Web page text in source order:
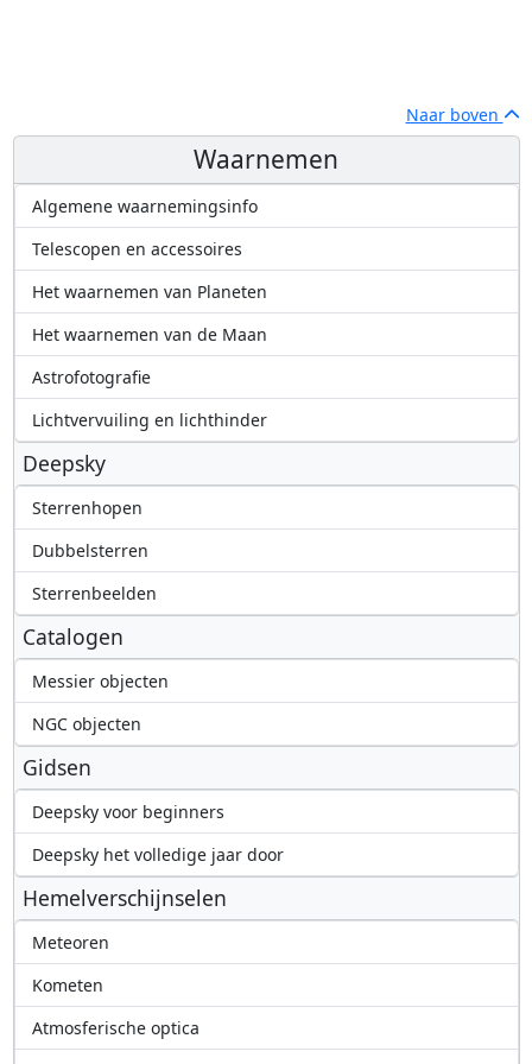
Naar boven
Waarnemen
Algemene waarnemingsinfo
Telescopen en accessoires
Het waarnemen van Planeten
Het waarnemen van de Maan
Astrofotografie
Lichtvervuiling en lichthinder
Deepsky
Sterrenhopen
Dubbelsterren
Sterrenbeelden
Catalogen
Messier objecten
NGC objecten
Gidsen
Deepsky voor beginners
Deepsky het volledige jaar door
Hemelverschijnselen
Meteoren
Kometen
Atmosferische optica